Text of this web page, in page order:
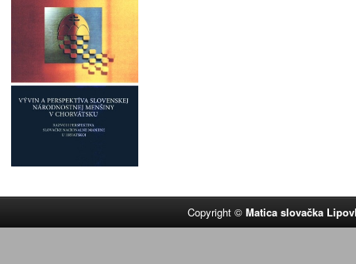
Copyright ©Matica slovačka